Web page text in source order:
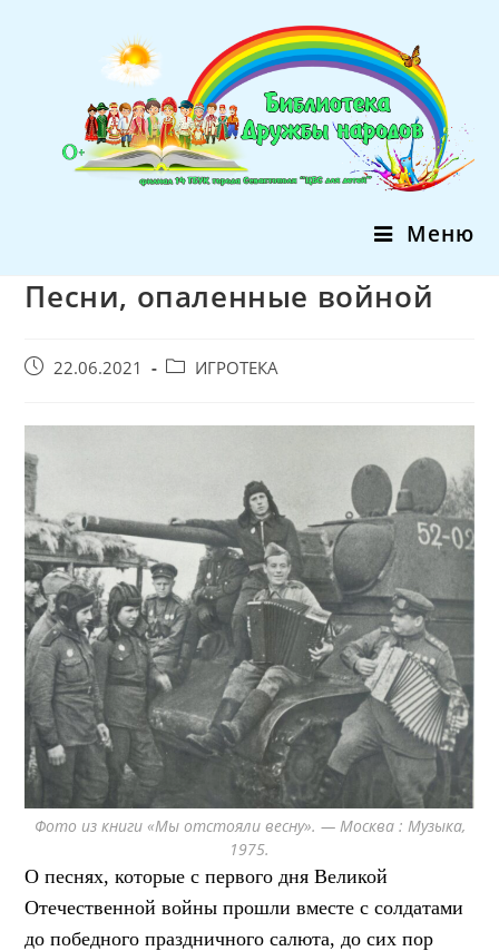
Меню
Песни, опаленные войной
Запись22.06.2021
PostИГРОТЕКА
Фото из книги «Мы отстояли весну». — Москва : Музыка,
1975.
О песнях, которые с первого дня Великой
Отечественной войны прошли вместе ссолдатами
до победного праздничного салюта, до сих пор